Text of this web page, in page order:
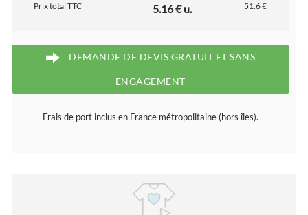
Prix total TTC 5.16 € u. 51.6 €
DEMANDE DE DEVIS GRATUIT ET SANS
ENGAGEMENT
Frais de port inclus en France métropolitaine (hors îles).